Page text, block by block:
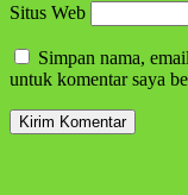
Situs Web
Simpan nama,
untuk komentar saya